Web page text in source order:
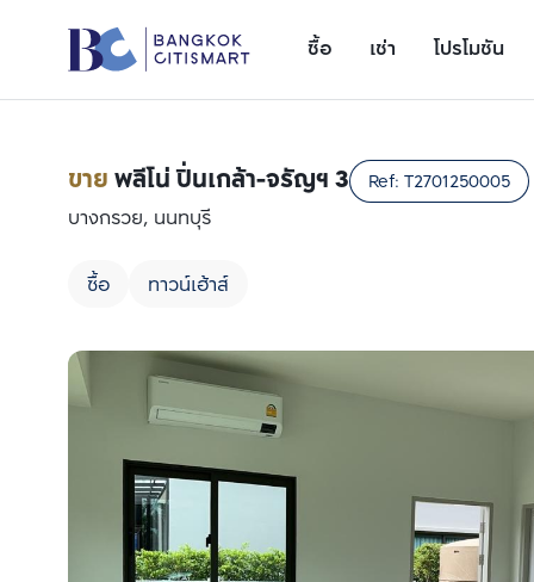
ซื้อ เช่า โปรโมชัน
ขายพลีโน่ ปิ่นเกล้า-จรัญฯ 3 Ref: T2701250005
บางกรวย, นนทบุรี
ซื้อ ทาวน์เฮ้าส์
เพิ่มยูนิตเปรียบเทียบ
รายการที่ 1